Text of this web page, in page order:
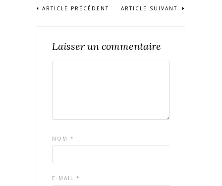
ARTICLE PRÉCÉDENT ARTICLE SUIVANT
Laisser un commentaire
NOM *
E-MAIL *